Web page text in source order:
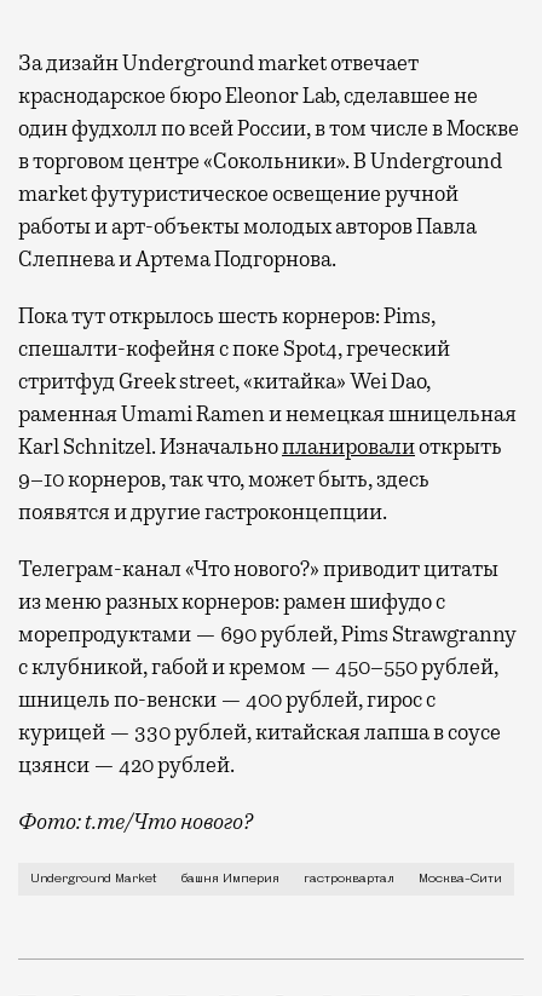
За дизайн Underground market отвечает
краснодарское бюро Eleonor Lab, сделавшее не
один фудхолл по всей России, в том числе в Москве
в торговом центре «Сокольники». В Underground
market футуристическое освещение ручной
работы и арт-объекты молодых авторов Павла
Слепнева и Артема Подгорнова.
Пока тут открылось шесть корнеров: Pims,
спешалти-кофейня с поке Spot4, греческий
стритфуд Greek street, «китайка» Wei Dao,
раменная Umami Ramen и немецкая шницельная
Karl Schnitzel. Изначальнопланировалиоткрыть
9–10 корнеров, так что, может быть, здесь
появятся и другие гастроконцепции.
Телеграм-канал «Что нового?» приводит цитаты
из меню разных корнеров: рамен шифудо с
морепродуктами — 690 рублей, Pims Strawgranny
c клубникой, габой и кремом — 450–550 рублей,
шницель по-венски — 400 рублей, гирос с
курицей — 330 рублей, китайская лапша в соусе
цзянси — 420 рублей.
Фото: t.me/Что нового?
О появлении мрачного гастроквартала на –1
Underground Market башня Империя гастроквартал Москва-Сити